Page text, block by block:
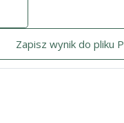
Zapisz wynik do pliku